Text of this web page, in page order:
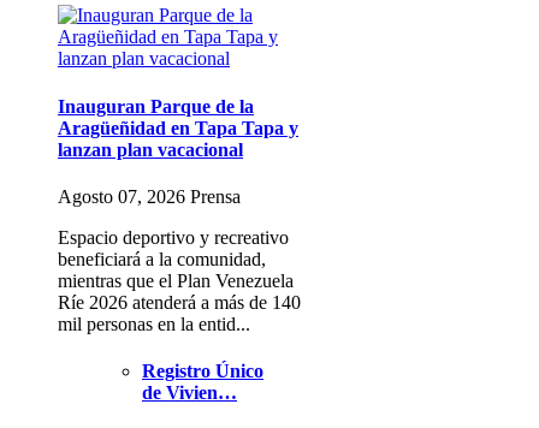
Inauguran Parque de la
Aragüeñidad en Tapa Tapa y
lanzan plan vacacional
Agosto 07, 2026 Prensa
Espacio deportivo y recreativo
beneficiará a la comunidad,
mientras que el Plan Venezuela
Ríe 2026 atenderá a más de 140
mil personas en la entid...
Registro Único
de Vivien…